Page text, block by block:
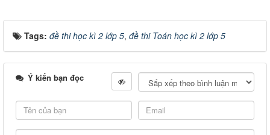
Tags: đề thi học kì 2 lớp 5, đề thi Toán học kì 2 lớp 5
Ý kiến bạn đọc